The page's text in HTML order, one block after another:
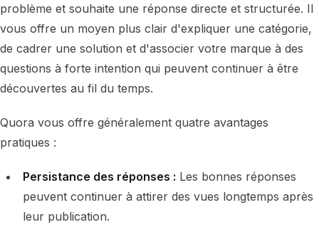
problème et souhaite une réponse directe et structurée. Il
vous offre un moyen plus clair d'expliquer une catégorie,
de cadrer une solution et d'associer votre marque à des
questions à forte intention qui peuvent continuer à être
découvertes au fil du temps.
Quora vous offre généralement quatre avantages
pratiques :
Persistance des réponses : Les bonnes réponses
peuvent continuer à attirer des vues longtemps après
leur publication.